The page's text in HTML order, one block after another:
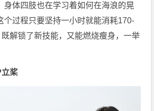
身体四肢也在学习着如何在海浪的晃
个过程只要坚持一小时就能消耗170-
解锁了新技能，又能燃烧瘦身，一举
桨